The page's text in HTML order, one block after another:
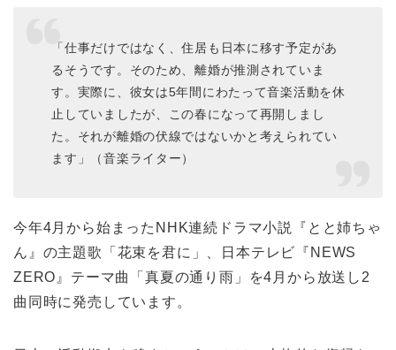
「仕事だけではなく、住居も日本に移す予定があ
るそうです。そのため、離婚が推測されていま
す。実際に、彼女は5年間にわたって音楽活動を休
止していましたが、この春になって再開しまし
た。それが離婚の伏線ではないかと考えられてい
ます」（音楽ライター）
今年4月から始まったNHK連続ドラマ小説『とと姉ちゃ
ん』の主題歌「花束を君に」、日本テレビ『NEWS
ZERO』テーマ曲「真夏の通り雨」を4月から放送し2
曲同時に発売しています。